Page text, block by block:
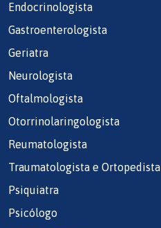
Endocrinologista
Gastroenterologista
Geriatra
Neurologista
Oftalmologista
Otorrinolaringologista
Reumatologista
Traumatologista e Ortopedista
Psiquiatra
Psicólogo